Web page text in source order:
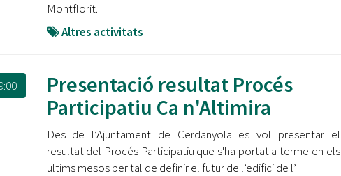
Montflorit.
Altres activitats
Presentació resultat Procés
Participatiu Ca n'Altimira
Des de l’Ajuntament de Cerdanyola es vol presentar el
resultat del Procés Participatiu que s'ha portat a terme en els
ultims mesos per tal de definir el futur de l’edifici de l’